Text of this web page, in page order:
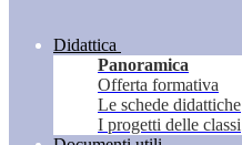
Didattica
Panoramica
Offerta formativa
Le schede didattiche
I progetti delle classi